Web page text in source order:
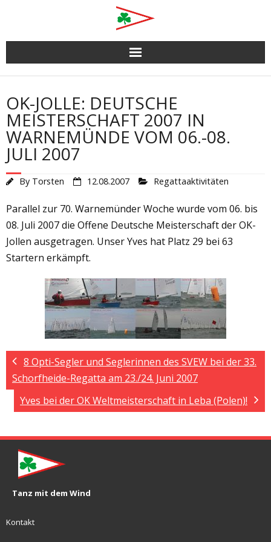
content
OK-JOLLE: DEUTSCHE
MEISTERSCHAFT 2007 IN
WARNEMÜNDE VOM 06.-08.
JULI 2007
By Torsten 12.08.2007 Regattaaktivitäten
Parallel zur 70. Warnemünder Woche wurde vom 06. bis
08. Juli 2007 die Offene Deutsche Meisterschaft der OK-
Jollen ausgetragen. Unser Yves hat Platz 29 bei 63
Startern erkämpft.
8 Opti-Segler und Seglerinnen des SVEW bei der 33.
Schorfheide-Regatta am 23./24. Juni 2007
Yves bei der OK Weltmeisterschaft in Leba (Polen)!
Tanz mit dem Wind
Kontakt